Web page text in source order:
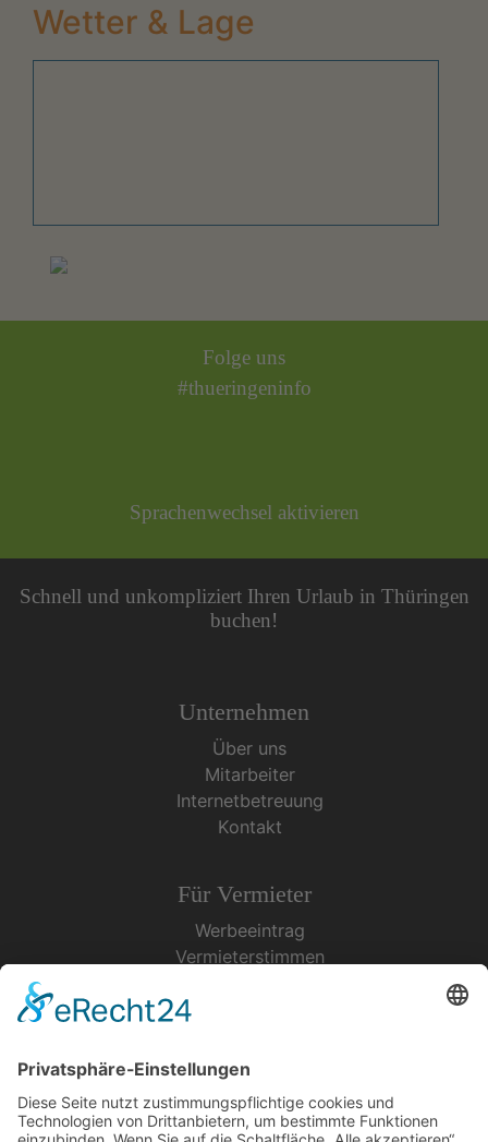
Wetter & Lage
Folge uns
#thueringeninfo
Sprachenwechsel aktivieren
Schnell und unkompliziert Ihren Urlaub in Thüringen
buchen!
Unternehmen
Über uns
Mitarbeiter
Internetbetreuung
Kontakt
Für Vermieter
Werbeeintrag
Vermieterstimmen
Urlaubsservice
Bücher, Karten & CD's
Ihre Anreise